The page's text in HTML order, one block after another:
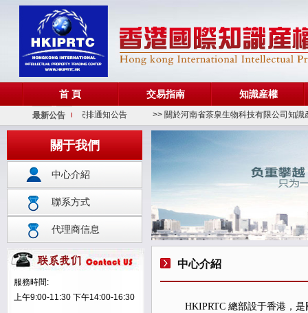
首 頁 交易指南 知識産權
最新公告
于端午節放假安排通知公告 >> 關於河南省茶泉生物科技有限公司知識產權
關于我們
中心介紹
聯系方式
代理商信息
服務時間:
上午9:00-11:30 下午14:00-16:30
中心介紹
HKIPRTC 總部設于香港，